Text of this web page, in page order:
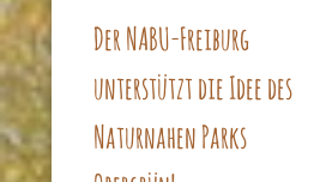
Der NABU-Freiburg
unterstützt die Idee des
Naturnahen Parks